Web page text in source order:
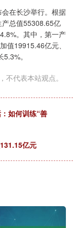
在长沙举行。根据
总值55308.65亿
。其中，第一产
值19915.46亿元、
。
代表本站观点。
如何训练“善
亿元